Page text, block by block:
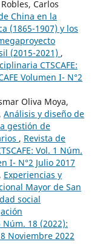
Carlos
China en la
(1865-1907) y los
(2015-2021) ,
CTSCAFE:
Volumen I- N°2
Oliva Moya,
Análisis y diseño de
gestión de
, Revista de
Vol. 1 Núm.
I- N°2 Julio 2017
Experiencias y
Mayor de San
social
Núm. 18 (2022):
Noviembre 2022